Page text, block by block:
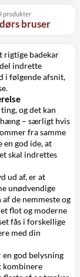
bruser
produkter
rigtige badekar
indrette
i følgende afsnit,
og det kan
– særligt hvis
fra samme
god ide, at
skal indrettes
ud af, er at
unødvendige
de nemmeste og
et flot og moderne
fås i forskellige
med din
en god belysning
kombinere